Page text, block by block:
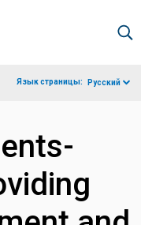
Язык страницы: Русский